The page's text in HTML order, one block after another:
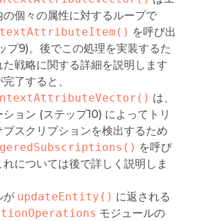
の個々の属性に対するループで
を呼び出
プ9)。後でこの処理を実装するた
戦略に関する詳細を説明します
了すると、
は、
ョン (ステップ10) によってトリ
ブスクリプションを検出するため
を呼び
については後で詳しく説明しま
が updateEntity() に返される
モジュールの